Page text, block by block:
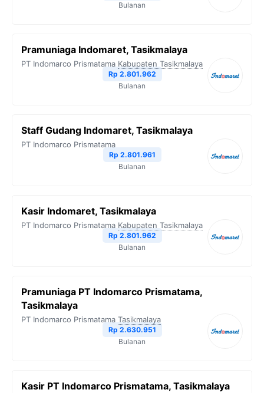
Bulanan
Pramuniaga Indomaret, Tasikmalaya
PT Indomarco Prismatama Kabupaten Tasikmalaya
Rp 2.801.962
Bulanan
Staff Gudang Indomaret, Tasikmalaya
PT Indomarco Prismatama
Rp 2.801.961
Bulanan
Kasir Indomaret, Tasikmalaya
PT Indomarco Prismatama Kabupaten Tasikmalaya
Rp 2.801.962
Bulanan
Pramuniaga PT Indomarco Prismatama,
Tasikmalaya
PT Indomarco Prismatama Tasikmalaya
Rp 2.630.951
Bulanan
Kasir PT Indomarco Prismatama, Tasikmalaya